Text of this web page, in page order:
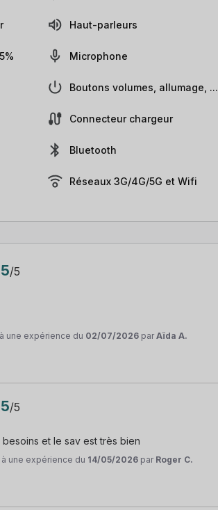
Haut-parleurs
Microphone
Boutons volumes, allumage, ...
Connecteur chargeur
Bluetooth
Réseaux 3G/4G/5G et Wifi
5/5
une expérience du 02/07/2026 parAïda A.
5/5
et le sav est très bien
à une expérience du 14/05/2026 par Roger C.